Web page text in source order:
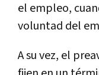
el empleo,
voluntad del
A su vez, el